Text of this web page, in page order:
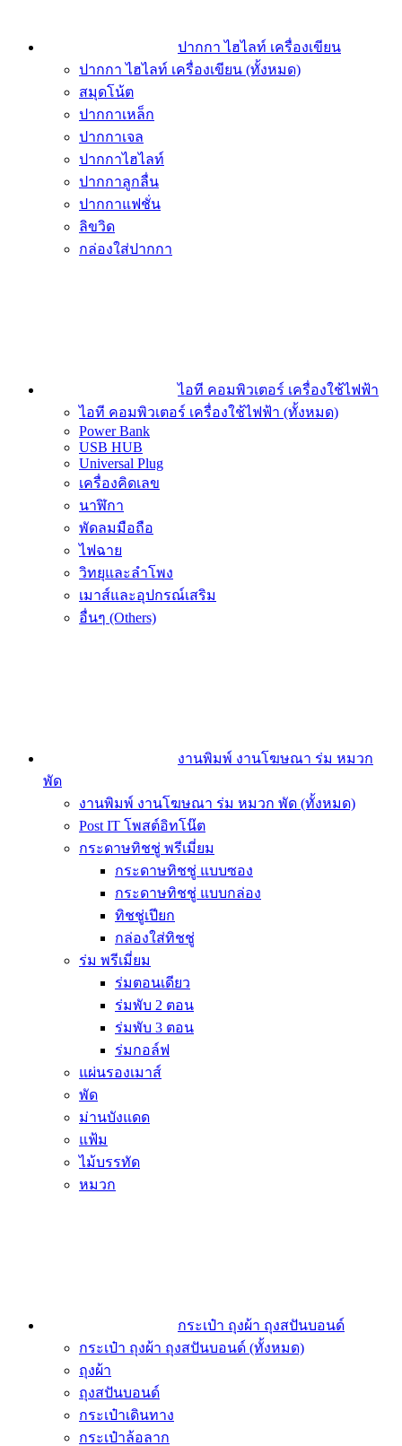
ปากกา ไฮไลท์ เครื่องเขียน
ปากกา ไฮไลท์ เครื่องเขียน (ทั้งหมด)
สมุดโน้ต
ปากกาเหล็ก
ปากกาเจล
ปากกาไฮไลท์
ปากกาลูกลื่น
ปากกาแฟชั่น
ลิขวิด
กล่องใส่ปากกา
ไอที คอมพิวเตอร์ เครื่องใช้ไฟฟ้า
ไอที คอมพิวเตอร์ เครื่องใช้ไฟฟ้า (ทั้งหมด)
Power Bank
USB HUB
Universal Plug
เครื่องคิดเลข
นาฬิกา
พัดลมมือถือ
ไฟฉาย
วิทยุและลำโพง
เมาส์และอุปกรณ์เสริม
อื่นๆ (Others)
งานพิมพ์ งานโฆษณา ร่ม หมวก
พัด
งานพิมพ์ งานโฆษณา ร่ม หมวก พัด (ทั้งหมด)
Post IT โพสต์อิทโน๊ต
กระดาษทิชชู่ พรีเมี่ยม
กระดาษทิชชู่ แบบซอง
กระดาษทิชชู่ แบบกล่อง
ทิชชู่เปียก
กล่องใส่ทิชชู่
ร่ม พรีเมี่ยม
ร่มตอนเดียว
ร่มพับ 2 ตอน
ร่มพับ 3 ตอน
ร่มกอล์ฟ
แผ่นรองเมาส์
พัด
ม่านบังแดด
แฟ้ม
ไม้บรรทัด
หมวก
กระเป๋า ถุงผ้า ถุงสปันบอนด์
กระเป๋า ถุงผ้า ถุงสปันบอนด์ (ทั้งหมด)
ถุงผ้า
ถุงสปันบอนด์
กระเป๋าเดินทาง
กระเป๋าล้อลาก